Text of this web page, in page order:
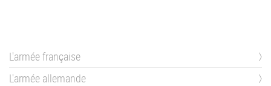
L'armée française
L'armée allemande